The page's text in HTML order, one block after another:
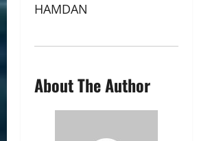
HAMDAN
About The Author